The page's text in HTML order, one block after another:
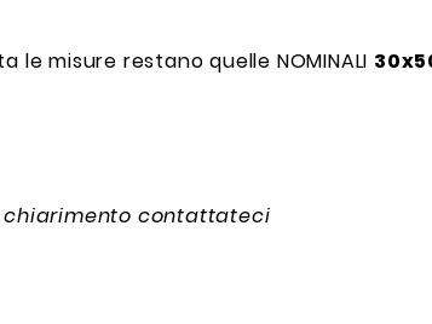
le misure restano quelle NOMINALI
chiarimento contattateci